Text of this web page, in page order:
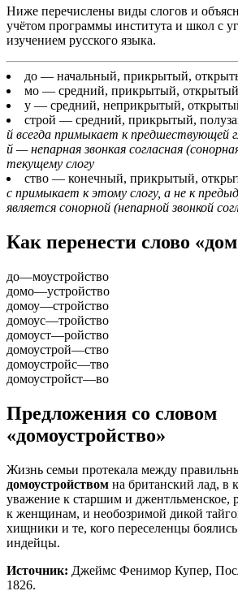
Ниже перечислены виды слогов и
учётом программы института и школ с
изучением русского языка.
до — начальный, прикрытый,
мо — средний, прикрытый,
у — средний, неприкрытый,
строй — средний, прикрытый,
й всегда примыкает к предшествующей
й — непарная звонкая согласная
текущему слогу
ство — конечный, прикрытый,
с примыкает к этому слогу, а не к
является сонорной (непарной звонкой
Как перенести слово
до—моустройство
домо—устройство
домоу—стройство
домоус—тройство
домоуст—ройство
домоустрой—ство
домоустройс—тво
домоустройст—во
Предложения со словом
«домоустройство»
Жизнь семьи протекала между
домоустройством на британский лад, в
уважение к старшим и джентльменское,
к женщинам, и необозримой дикой
хищники и те, кого переселенцы
индейцы.
Источник: Джеймс Фенимор Купер,
1826.